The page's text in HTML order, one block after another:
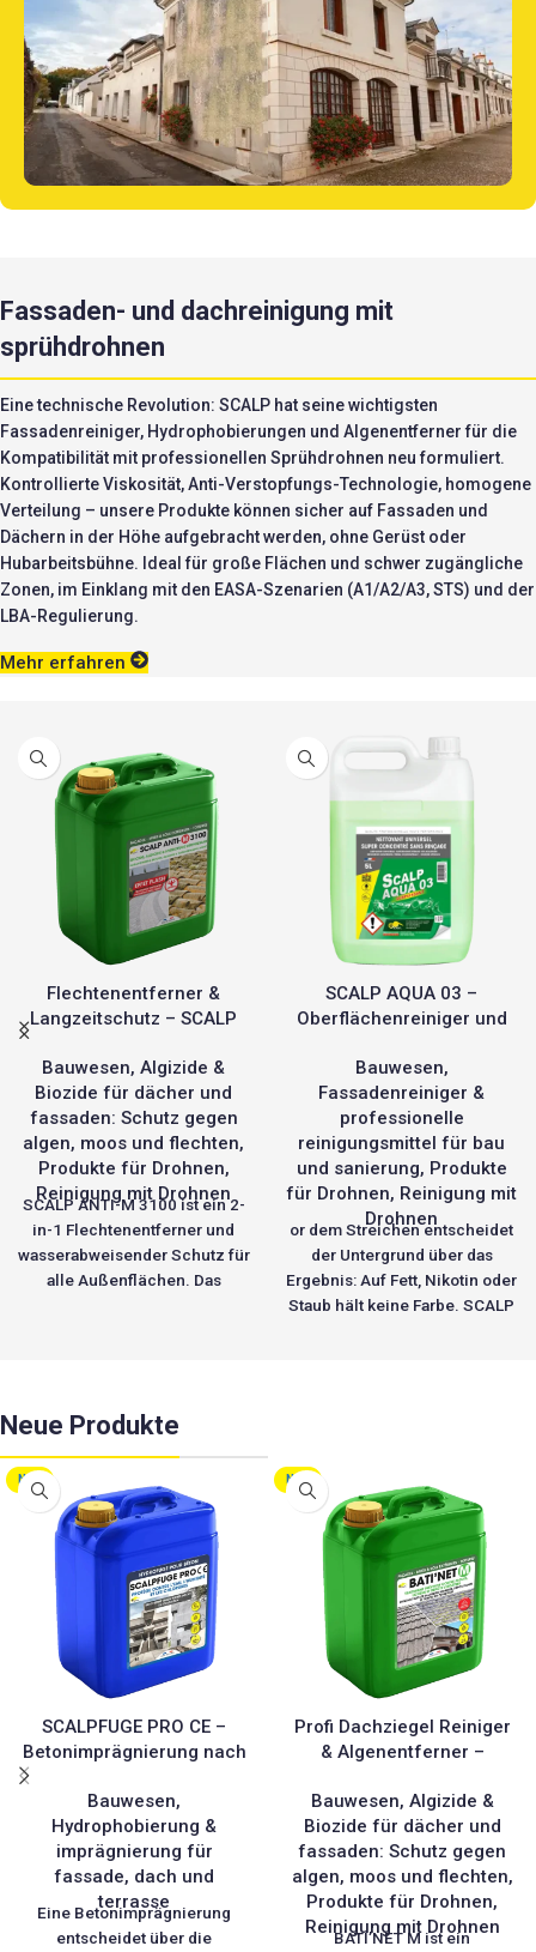
Fassaden- und dachreinigung mit
sprühdrohnen
Eine technische Revolution: SCALP hat seine wichtigsten
Fassadenreiniger, Hydrophobierungen und Algenentferner für die
Kompatibilität mit professionellen Sprühdrohnen neu formuliert.
Kontrollierte Viskosität, Anti-Verstopfungs-Technologie, homogene
Verteilung – unsere Produkte können sicher auf Fassaden und
Dächern in der Höhe aufgebracht werden, ohne Gerüst oder
Hubarbeitsbühne. Ideal für große Flächen und schwer zugängliche
Zonen, im Einklang mit den EASA-Szenarien (A1/A2/A3, STS) und der
LBA-Regulierung.
Mehr erfahren
Flechtenentferner &
Langzeitschutz – SCALP
Bauwesen,Algizide &
Biozide für dächer und
fassaden: Schutz gegen
algen, moos und flechten,
Produkte für Drohnen,
Reinigung mit Drohnen
SCALP ANTI-M 3100 ist ein 2-
in-1 Flechtenentferner und
wasserabweisender Schutz für
alle Außenflächen. Das
Schutzbarriere, die Wasser
und Feuchtigkeit abweist,
Verschmutzungen reduziert
und die Lebensdauer von
Dächern, Fassaden, Wänden
und Böden deutlich
verlängert.
Ideal einsetzbar auf:
Dachziegel, Schiefer,
Faserzement, Schindeln
Naturstein, Beton, Ziegel,
mineralischer Putz, Gips, Holz
SCALP AQUA 03 –
Oberflächenreiniger und
Bauwesen,
Fassadenreiniger &
professionelle
reinigungsmittel für bau
und sanierung, Produkte
für Drohnen, Reinigung mit
Drohnen
or dem Streichen entscheidet
der Untergrund über das
Ergebnis: Auf Fett, Nikotin oder
Staub hält keine Farbe. SCALP
Bekleidungen, innen wie
außen. Das hoch konzentrierte
Produkt löst Fette, Staub,
Klebereste, Ruß und
Schwärzungen – ohne
Nachspülen und ohne
Ammoniak, Säure oder Chlor.
Ideal zur
Untergrundvorbereitung vor
Geruchsneutral, VOC-frei,
sprühbar. Dosierbar von pur
Neue Produkte
NEU
SCALPFUGE PRO CE –
Betonimprägnierung nach
Bauwesen,
Hydrophobierung &
imprägnierung für
fassade, dach und
terrasse
Eine Betonimprägnierung
entscheidet über die
NEU
Profi Dachziegel Reiniger
& Algenentferner –
Bauwesen, Algizide &
Biozide für dächer und
fassaden: Schutz gegen
algen, moos und flechten,
Produkte für Drohnen,
Reinigung mit Drohnen
BATI’NET M ist ein